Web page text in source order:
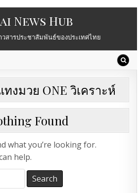
News Hub
สารประชาสัมพันธ์ของประเทศไทย
ทงมวย ONE วิเคราะห์
Found
what you’re looking for.
help.